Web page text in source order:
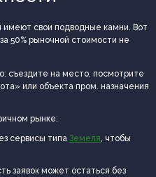
имеют свои подводные камни. Вот
50% рыночной стоимости не
съездите на место, посмотрите
или объекта пром. назначения
рынке;
сервисы типа Земеля, чтобы
заявок может остаться без